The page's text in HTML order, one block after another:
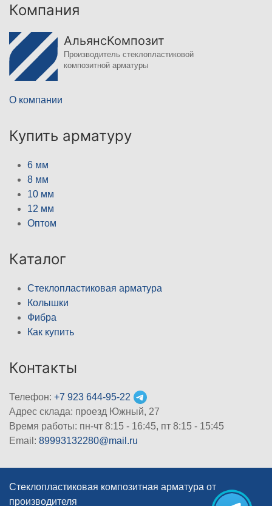
Компания
АльянсКомпозит
Производитель стеклопластиковой
композитной арматуры
О компании
Купить арматуру
6 мм
8 мм
10 мм
12 мм
Оптом
Каталог
Стеклопластиковая арматура
Колышки
Фибра
Как купить
Контакты
Телефон: +7 923 644-95-22
Адрес склада: проезд Южный, 27
Время работы: пн-чт 8:15 - 16:45, пт 8:15 - 15:45
Email: 89993132280@mail.ru
Стеклопластиковая композитная арматура от
производителя